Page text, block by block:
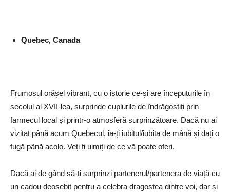
Quebec, Canada
Frumosul orășel vibrant, cu o istorie ce-și are începuturile în
secolul al XVII-lea, surprinde cuplurile de îndrăgostiți prin
farmecul local și printr-o atmosferă surprinzătoare. Dacă nu ai
vizitat până acum Quebecul, ia-ți iubitul/iubita de mână și dați o
fugă până acolo. Veți fi uimiți de ce vă poate oferi.
Dacă ai de gând să-ți surprinzi partenerul/partenera de viață cu
un cadou deosebit pentru a celebra dragostea dintre voi, dar și